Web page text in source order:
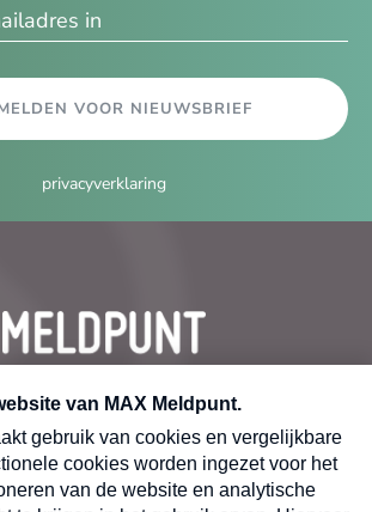
VOOR NIEUWSBRIEF
privacyverklaring